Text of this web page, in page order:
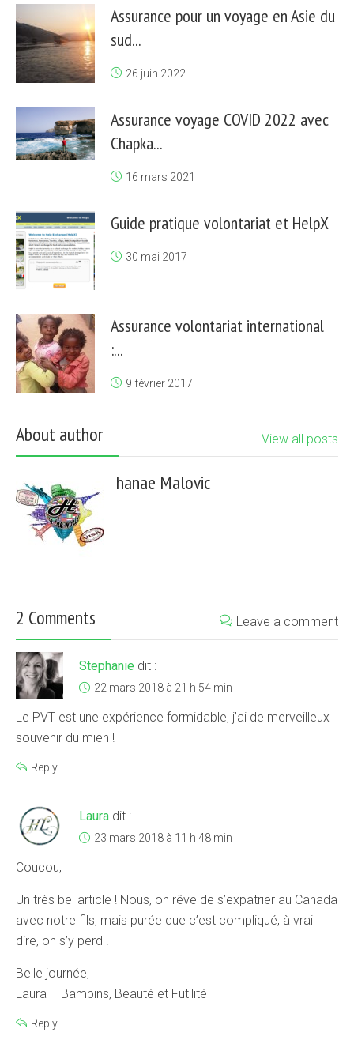
Assurance pour un voyage en Asie du
sud...
26 juin 2022
Assurance voyage COVID 2022 avec
Chapka...
16 mars 2021
Guide pratique volontariat et HelpX
30 mai 2017
Assurance volontariat international
:...
9 février 2017
About author View all posts
hanae Malovic
2 Comments Leave a comment
Stephanie dit :
22 mars 2018 à 21 h 54 min
Le PVT est une expérience formidable, j’ai de merveilleux
souvenir du mien !
Reply
Laura dit :
23 mars 2018 à 11 h 48 min
Coucou,
Un très bel article ! Nous, on rêve de s’expatrier au Canada
avec notre fils, mais purée que c’est compliqué, à vrai
dire, on s’y perd !
Belle journée,
Laura – Bambins, Beauté et Futilité
Reply